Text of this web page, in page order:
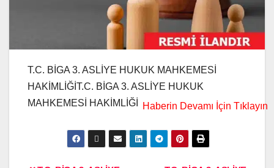
T.C. BİGA 3. ASLİYE HUKUK MAHKEMESİ
HAKİMLİĞİT.C. BİGA 3. ASLİYE HUKUK
MAHKEMESİ HAKİMLİĞİ